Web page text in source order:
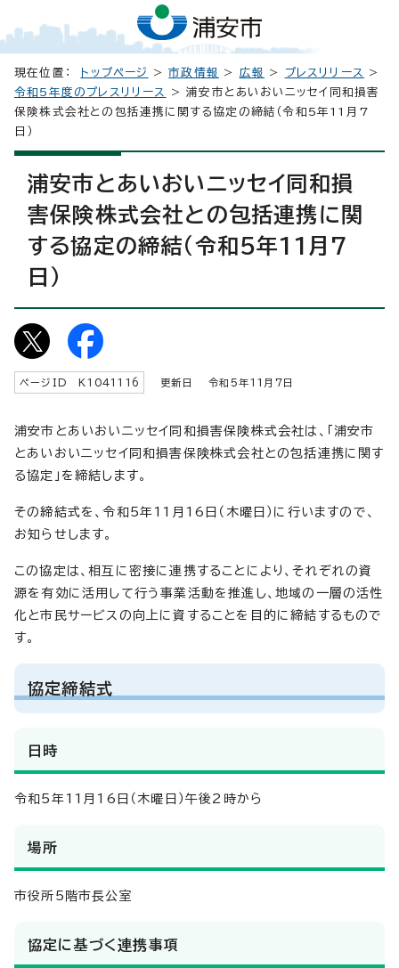
現在位置： トップページ >市政情報 > 広報 > プレスリリース
>
令和5年度のプレスリリース
> 浦安市とあいおいニッセイ同和損害
保険株式会社との包括連携に関する協定の締結（令和5年11月7
日）
浦安市とあいおいニッセイ同和損
害保険株式会社との包括連携に関
する協定の締結（令和5年11月7
日）
ページID K 1041116 更新日 令和5年11 月7日
浦安市とあいおいニッセイ同和損害保険株式会社は、「浦安市
とあいおいニッセイ同和損害保険株式会社との包括連携に関す
る協定」を締結します。
その締結式を、令和5年11月16日（木曜日）に行いますので、
お知らせします。
この協定は、相互に密接に連携することにより、それぞれの資
源を有効に活用して行う事業活動を推進し、地域の一層の活性
化と市民サービスの向上に資することを目的に締結するもので
す。
協定締結式
日時
令和5年11月16日（木曜日）午後2時から
場所
市役所5階市長公室
協定に基づく連携事項